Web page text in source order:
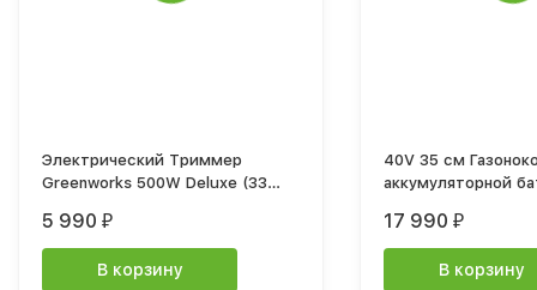
Электрический Триммер
Greenworks 500W Deluxe (33
5 990 ₽
В корзину
40V 35 см
аккумуляторной
17 990 ₽
В корзину